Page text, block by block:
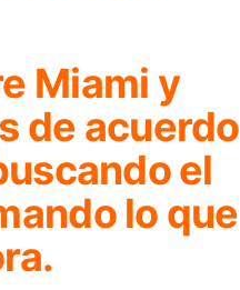
Miami y
de acuerdo
el
lo que